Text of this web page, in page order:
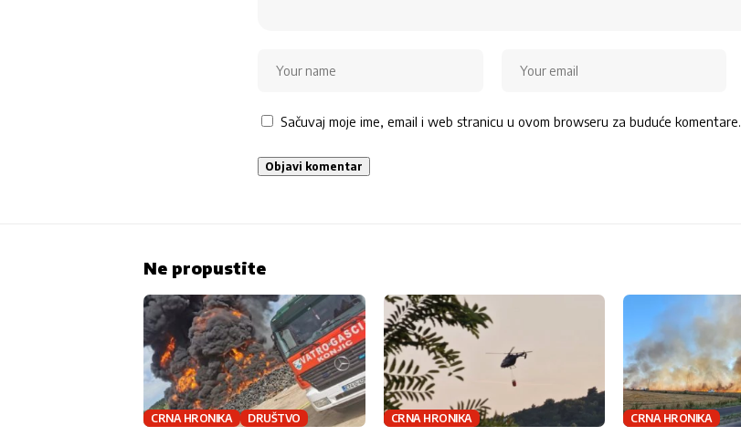
Sačuvaj moje ime, email i web stranicu u ovom browseru za buduće komentare.
Ne propustite
CRNA HRONIKA DRUŠTVO CRNA HRONIKA CRNA HRONIKA